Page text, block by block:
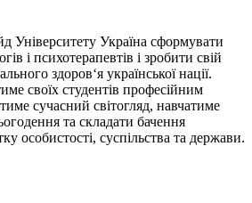
Університету Україна сформувати
і психотерапевтів і зробити свій
здоров‘я української нації.
своїх студентів професійним
сучасний світогляд, навчатиме
та складати бачення
особистості, суспільства та держави.